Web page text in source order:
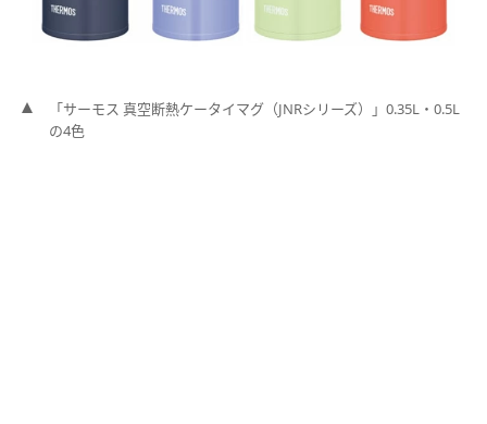
「サーモス 真空断熱ケータイマグ（JNRシリーズ）」0.35L・0.5L
の4色